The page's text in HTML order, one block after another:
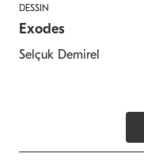
DESSIN
Exodes
Selçuk Demirel